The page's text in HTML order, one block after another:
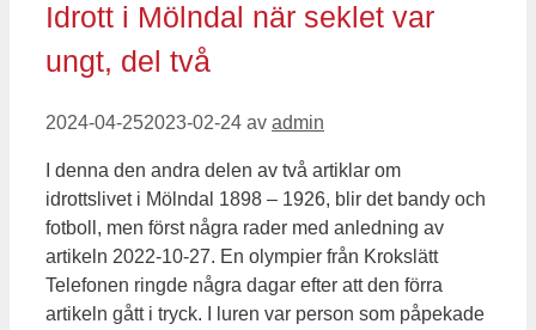
Idrott i Mölndal när seklet var
ungt, del två
2024-04-252023-02-24 av admin
I denna den andra delen av två artiklar om
idrottslivet i Mölndal 1898 – 1926, blir det bandy och
fotboll, men först några rader med anledning av
artikeln 2022-10-27. En olympier från Krokslätt
Telefonen ringde några dagar efter att den förra
artikeln gått i tryck. I luren var person som påpekade